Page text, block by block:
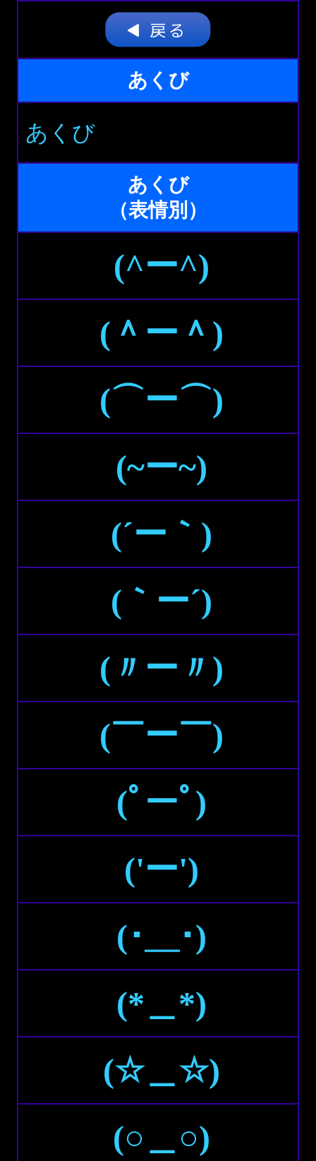
あくび
あくび
あくび
（表情別）
(^ー^)
(＾ー＾)
(⌒ー⌒)
(~ー~)
(´ー｀)
(｀ー´)
(〃ー〃)
(￣ー￣)
(ﾟーﾟ)
('ー')
(･＿･)
(*＿*)
(☆＿☆)
(○＿○)